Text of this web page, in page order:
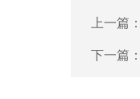
上一篇
下一篇